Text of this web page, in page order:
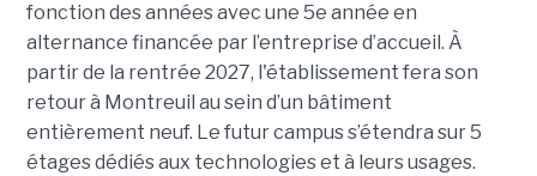
fonction des années avec une 5e année en
alternance financée par l’entreprise d’accueil. À
partir de la rentrée 2027, l'établissement fera son
retour à Montreuil au sein d’un bâtiment
entièrement neuf. Le futur campus s’étendra sur 5
étages dédiés aux technologies et à leurs usages.